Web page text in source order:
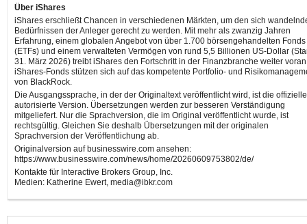
Über iShares
iShares erschließt Chancen in verschiedenen Märkten, um den sich
Bedürfnissen der Anleger gerecht zu werden. Mit mehr als zwanzig Jahren
Erfahrung, einem globalen Angebot von über 1.700 börsengehandelten Fonds
(ETFs) und einem verwalteten Vermögen von rund 5,5 Billionen US-Dollar
31. März 2026) treibt iShares den Fortschritt in der Finanzbranche weiter
iShares-Fonds stützen sich auf das kompetente Portfolio- und
von BlackRock.
Die Ausgangssprache, in der der Originaltext veröffentlicht wird, ist die
autorisierte Version. Übersetzungen werden zur besseren Verständigung
mitgeliefert. Nur die Sprachversion, die im Original veröffentlicht wurde, ist
rechtsgültig. Gleichen Sie deshalb Übersetzungen mit der originalen
Sprachversion der Veröffentlichung ab.
Originalversion auf businesswire.com ansehen:
https://www.businesswire.com/news/home/20260609753802/de/
Kontakte für Interactive Brokers Group, Inc.
Medien: Katherine Ewert, media@ibkr.com